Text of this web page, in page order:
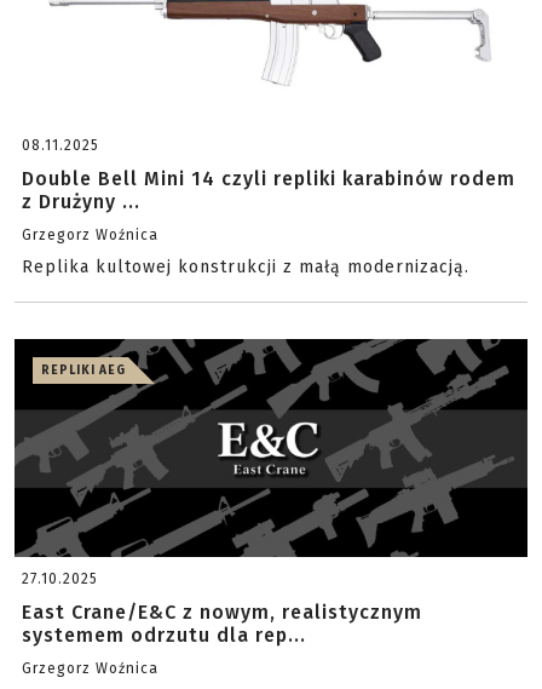
08.11.2025
Double Bell Mini 14 czyli repliki karabinów rodem
z Drużyny ...
Grzegorz Woźnica
Replika kultowej konstrukcji z małą modernizacją.
REPLIKI AEG
27.10.2025
East Crane/E&C z nowym, realistycznym
systemem odrzutu dla rep...
Grzegorz Woźnica